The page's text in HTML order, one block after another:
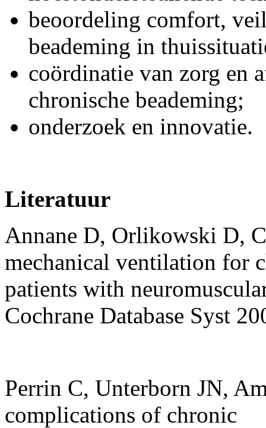
beoordeling comfort,
beademing in
coördinatie van zorg en
chronische beademing;
onderzoek en innovatie.
Literatuur
Annane D, Orlikowski D,
mechanical ventilation for
patients with
Cochrane Database Syst
Perrin C, Unterborn JN,
complications of chronic